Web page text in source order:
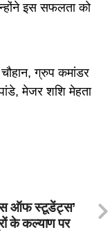
इस सफलता को
ग्रुप कमांडर
मेजर शशि मेहता
ऑफ स्टूडेंट्स’
के कल्याण पर